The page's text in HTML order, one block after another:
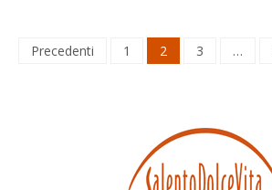
Paginazione
Precedenti 1 2 3 …